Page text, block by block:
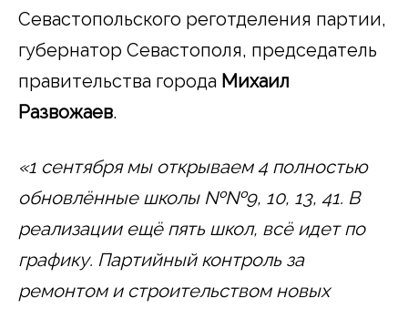
Севастопольского реготделения партии,
губернатор Севастополя, председатель
правительства города Михаил
Развожаев.
«1 сентября мы открываем 4 полностью
обновлённые школы №№9, 10, 13, 41. В
реализации ещё пять школ, всё идет по
графику. Партийный контроль за
ремонтом и строительством новых